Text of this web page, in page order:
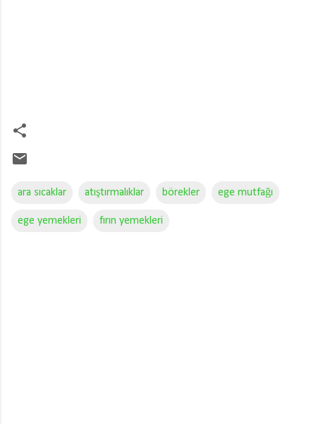
ara sıcaklar atıştırmalıklar börekler ege mutfağı
ege yemekleri fırın yemekleri